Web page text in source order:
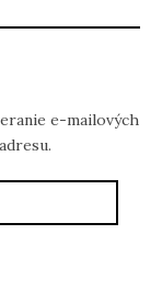
e-mailových